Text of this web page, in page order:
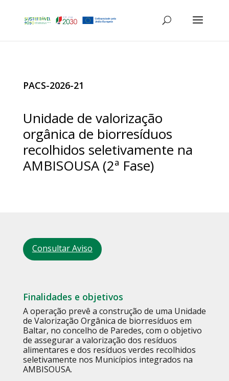
PACS-2026-21
Unidade de valorização
orgânica de biorresíduos
recolhidos seletivamente na
AMBISOUSA (2ª Fase)
Consultar Aviso
Finalidades e objetivos
A operação prevê a construção de uma Unidade
de Valorização Orgânica de biorresíduos em
Baltar, no concelho de Paredes, com o objetivo
de assegurar a valorização dos resíduos
alimentares e dos resíduos verdes recolhidos
seletivamente nos Municípios integrados na
AMBISOUSA.